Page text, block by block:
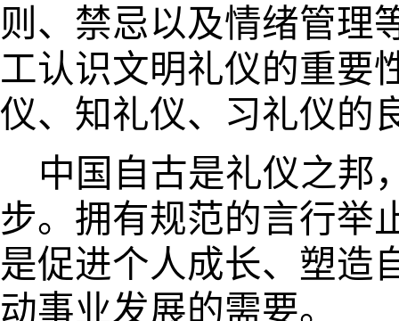
则、禁忌以及情绪管理
工认识文明礼仪的重要
仪、知礼仪、习礼仪的
中国自古是礼仪之邦
步。拥有规范的言行举
是促进个人成长、塑造
动事业发展的需要。